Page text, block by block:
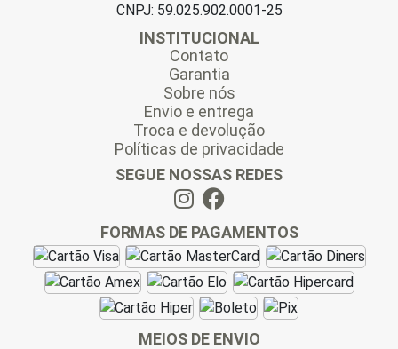
CNPJ: 59.025.902.0001-25
INSTITUCIONAL
Contato
Garantia
Sobre nós
Envio e entrega
Troca e devolução
Políticas de privacidade
SEGUE NOSSAS REDES
FORMAS DE PAGAMENTOS
MEIOS DE ENVIO